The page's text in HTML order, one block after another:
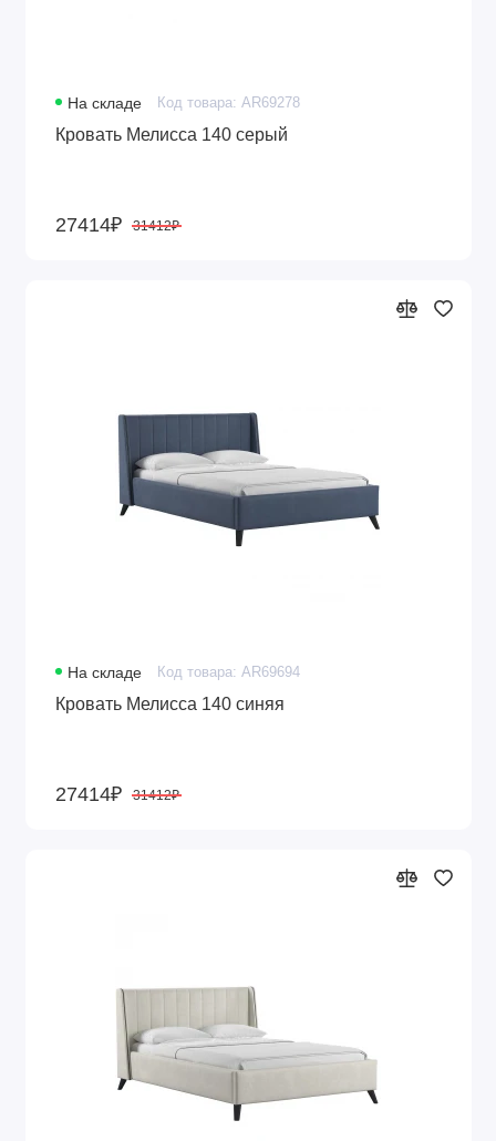
На складе Код товара: AR69278
Кровать Мелисса 140 серый
27414₽ 31412₽
На складе Код товара: AR69694
Кровать Мелисса 140 синяя
27414₽ 31412₽